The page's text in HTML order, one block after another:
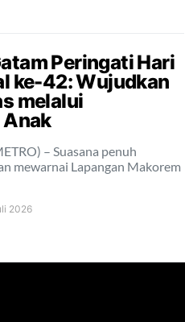
Peringati Hari
ke-42: Wujudkan
melalui
– Suasana penuh
mewarnai Lapangan Makorem
2026